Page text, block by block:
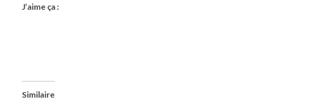
J’aime ça :
Similaire